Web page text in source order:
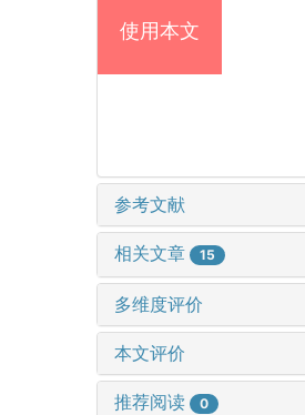
使用本文
参考文献
相关文章 15
多维度评价
本文评价
推荐阅读 0